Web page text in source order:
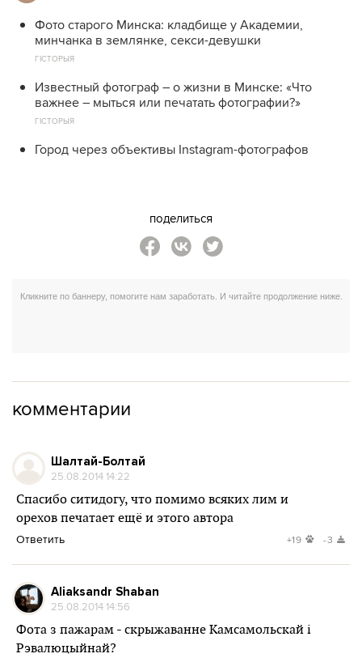
Фото старого Минска: кладбище у Академии,
минчанка в землянке, секси-девушки
ГІСТОРЫЯ
Известный фотограф – о жизни в Минске: «Что
важнее – мыться или печатать фотографии?»
ГІСТОРЫЯ
Город через объективы Instagram-фотографов
поделиться
комментарии
Шалтай-Болтай
25.08.2014 14:22
Спасибо ситидогу, что помимо всяких лим и
орехов печатает ещё и этого автора
Ответить +19 -3
Aliaksandr Shaban
25.08.2014 14:56
Фота з пажарам - скрыжаванне Камсамольскай і
Рэвалюцыйнай?